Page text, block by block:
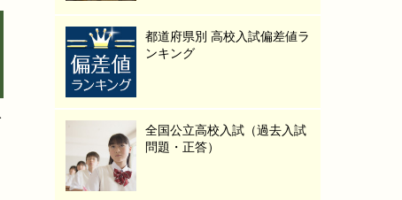
都道府県別 高校入試偏差値ラ
ンキング
全国公立高校入試（過去入試
問題・正答）